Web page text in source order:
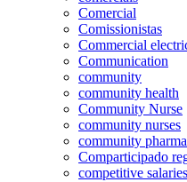
Comercial
Comissionistas
Commercial
Communication
community
community health
Community Nurse
community nurses
community
Comparticipado
competitive salaries